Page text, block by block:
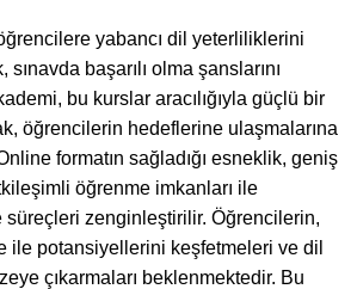
yabancı dil yeterliliklerini
sınavda başarılı olma şanslarını
bu kurslar aracılığıyla güçlü bir
öğrencilerin hedeflerine ulaşmalarına
formatın sağladığı esneklik, geniş
öğrenme imkanları ile
zenginleştirilir. Öğrencilerin,
ile potansiyellerini keşfetmeleri ve dil
çıkarmaları beklenmektedir. Bu